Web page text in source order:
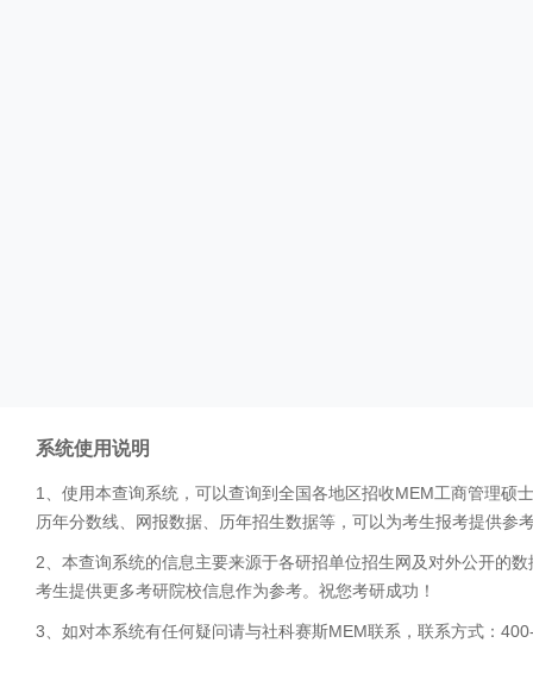
系统使用说明
1、使用本查询系统，可以查询到全国各地区招收MEM工商管理硕
历年分数线、网报数据、历年招生数据等，可以为考生报考提供参
2、本查询系统的信息主要来源于各研招单位招生网及对外公开的
考生提供更多考研院校信息作为参考。祝您考研成功！
3、如对本系统有任何疑问请与社科赛斯MEM联系，联系方式：